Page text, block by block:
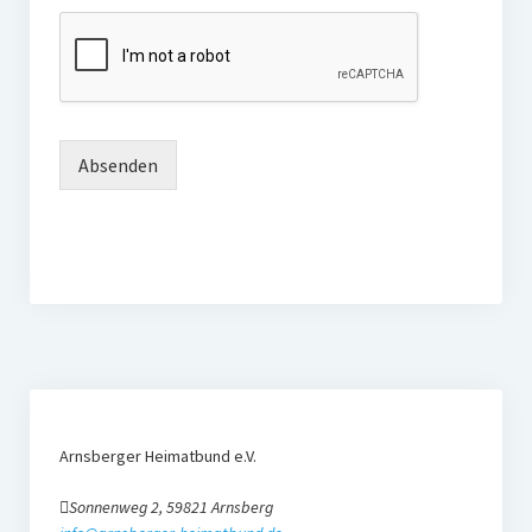
Fotogalerien
Das Team
Unsere Kinderseite
Absenden
Arnsberger Heimatbund e.V.
Sonnenweg 2, 59821 Arnsberg